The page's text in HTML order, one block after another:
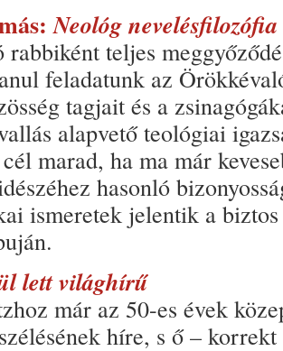
Neológ
rabbiként teljes
feladatunk az
tagjait és a
alapvető teológiai
marad, ha ma már
hasonló
ismeretek jelentik a
lett világhírű
már az 50-es évek
híre, s ő –